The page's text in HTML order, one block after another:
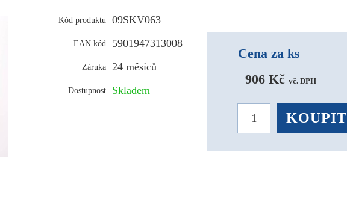
Kód produktu 09SKV063
EAN kód 5901947313008
Záruka 24 měsíců
Dostupnost Skladem
Cena za ks
906 Kč vč. DPH
KOUPIT